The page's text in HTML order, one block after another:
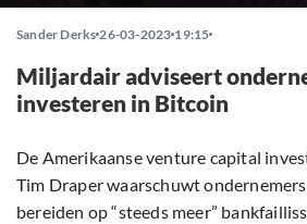
Sander Derks 26-03-2023 19:15
Miljardair adviseert
investeren in Bitcoin
De Amerikaanse venture capital
Tim Draper waarschuwt
bereiden op “steeds meer”